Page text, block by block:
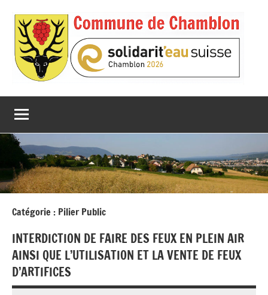
contenu
Catégorie : Pilier Public
INTERDICTION DE FAIRE DES FEUX EN PLEIN AIR
AINSI QUE L’UTILISATION ET LA VENTE DE FEUX
D’ARTIFICES